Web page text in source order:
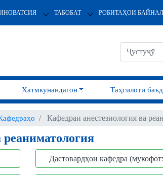
ТАБОБАТ РОБИТАҲОИ
Хатмкунандагон Таҳсилоти
Кафедраи анестезиология ва
реаниматология
Дастовардҳои кафедра